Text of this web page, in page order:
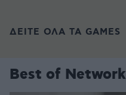
ΔΕΙΤΕ ΟΛΑ ΤΑ GAMES
Best of Network